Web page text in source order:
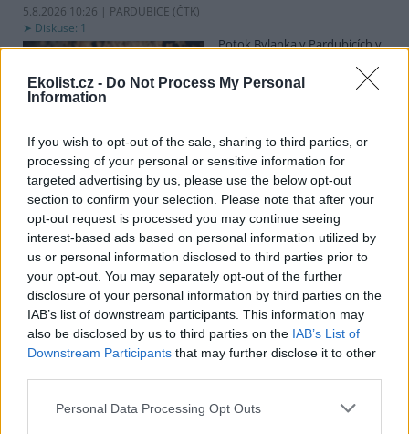
Ekolist.cz - Do Not Process My Personal
Information
If you wish to opt-out of the sale, sharing to third parties, or
processing of your personal or sensitive information for
targeted advertising by us, please use the below opt-out
section to confirm your selection. Please note that after your
opt-out request is processed you may continue seeing
interest-based ads based on personal information utilized by
us or personal information disclosed to third parties prior to
your opt-out. You may separately opt-out of the further
disclosure of your personal information by third parties on the
IAB’s list of downstream participants. This information may
also be disclosed by us to third parties on the IAB’s List of
Downstream Participants that may further disclose it to other
Personal Data Processing Opt Outs
5.8.2026 10:26 | PARDUBICE (ČTK)
Diskuse: 1
Potok Bylanka v Pardubicích v
průtoků a suchého počasí
vyschl. Městský obvod VI chce
Povodí Labe. Organizace ale požadavek odmítla s tím, že údržbu
dělala už v červnu a další zásah v tuto chvíli neplánuje, zjistila ČTK.
Červený chce peníze ušetřené za rekultivaci rozdělit
obcím podle původní dohody
5.8.2026 01:29 (ČTK)
Diskuse: 2
Ministr životního prostředí
Igor Červený (Motoristé) chce
peníze, které Severní
energetická ušetřila na
rekultivacích hnědouhelného
lomu ČSA na Mostecku, rozdělit obcím podle původní dohody.
obcím prostřednictvím Státního fondu životního prostředí (SFŽP),